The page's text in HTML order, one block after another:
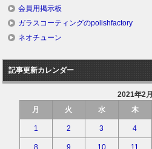
会員用掲示板
ガラスコーティングのpolishfactory
ネオチューン
記事更新カレンダー
2021年2月
月
火 水 木
1 2 3 4